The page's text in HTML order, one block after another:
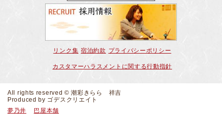
リンク集 宿泊約款 プライバシーポリシー
カスタマーハラスメントに関する行動指針
All rights reserved © 潮彩きらら 祥吉
Produced by ゴデスクリエイト
夢乃井
巴屋本舗